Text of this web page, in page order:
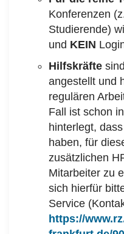
Konferenzen
Studierende)
und KEIN
Hilfskräfte
angestellt und
regulären
Fall ist schon
hinterlegt,
haben, für
zusätzlichen
Mitarbeiter zu
sich hierfür
Service
https://